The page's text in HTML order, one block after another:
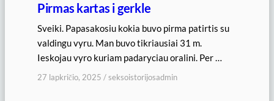
Pirmas kartas i gerkle
Sveiki. Papasakosiu kokia buvo pirma patirtis su
valdingu vyru. Man buvo tikriausiai 31 m.
Ieskojau vyro kuriam padaryciau oralini. Per …
27 lapkričio, 2025 /seksoistorijosadmin